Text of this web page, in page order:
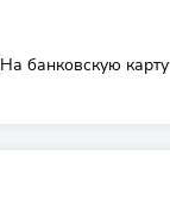
На банковскую карту